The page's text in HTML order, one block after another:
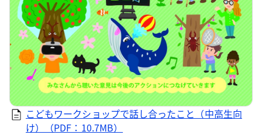
こどもワークショップで話し合ったこと（中高生向
け）（PDF：10.7MB）